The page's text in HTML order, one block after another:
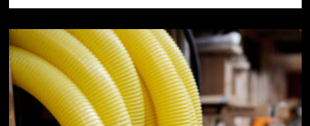
o
Nowoczesne
systemy
grzewcze
w
budownictwie
jednorodzinnym